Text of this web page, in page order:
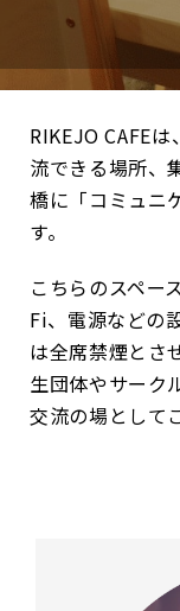
RIKEJO CAFE
流できる場所、
橋に「コミュニ
す。
こちらのスペー
Fi、電源などの
は全席禁煙とさ
生団体やサーク
交流の場として